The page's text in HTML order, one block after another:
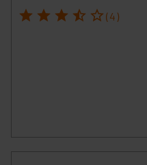
1 2 3 4 5 (4)